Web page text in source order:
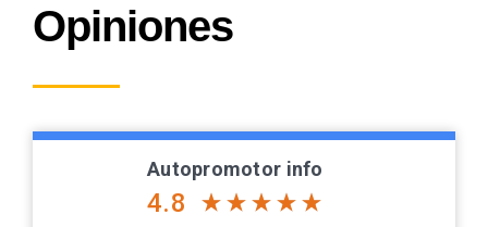
Opiniones
Autopromotor info
4.8